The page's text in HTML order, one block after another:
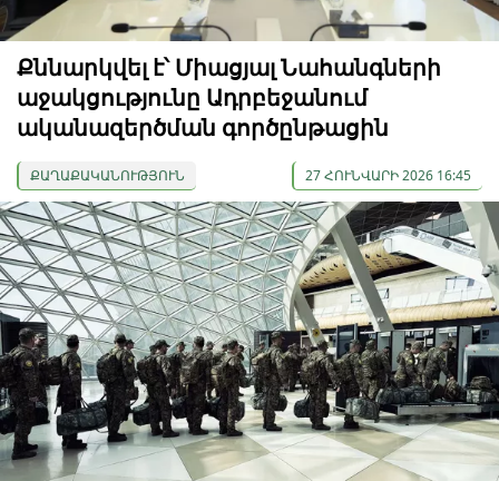
Քննարկվել է՝ Միացյալ Նահանգների
աջակցությունը Ադրբեջանում
ականազերծման գործընթացին
ՔԱՂԱՔԱԿԱՆՈՒԹՅՈՒՆ 27 ՀՈՒՆՎԱՐԻ 2026 16:45